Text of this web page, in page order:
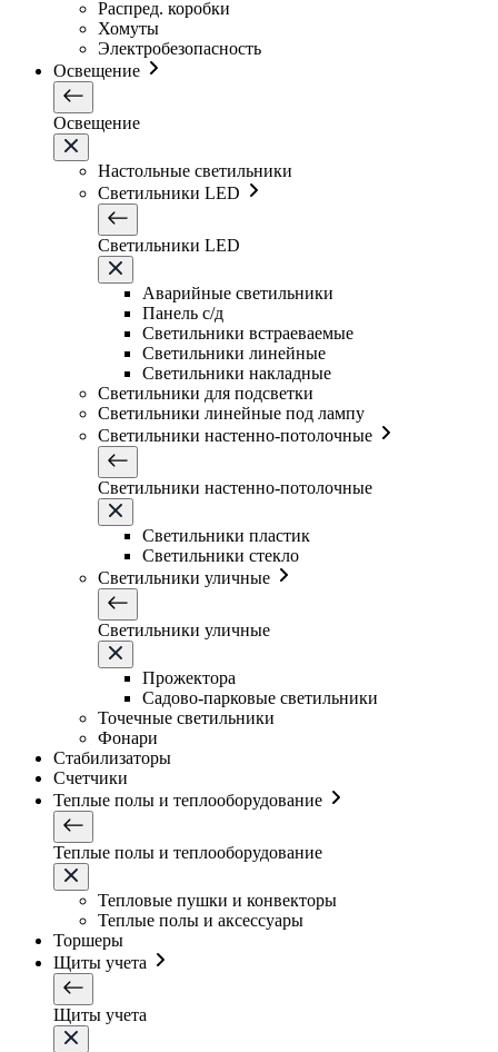
Распред. коробки
Хомуты
Электробезопасность
Освещение
Освещение
Настольные светильники
Светильники LED
Светильники LED
Аварийные светильники
Панель с/д
Светильники встраеваемые
Светильники линейные
Светильники накладные
Светильники для подсветки
Светильники линейные под лампу
Светильники настенно-потолочные
Светильники настенно-потолочные
Светильники плаcтик
Светильники стекло
Светильники уличные
Светильники уличные
Прожектора
Садово-парковые светильники
Точечные светильники
Фонари
Стабилизаторы
Счетчики
Теплые полы и теплооборудование
Теплые полы и теплооборудование
Тепловые пушки и конвекторы
Теплые полы и аксессуары
Торшеры
Щиты учета
Щиты учета